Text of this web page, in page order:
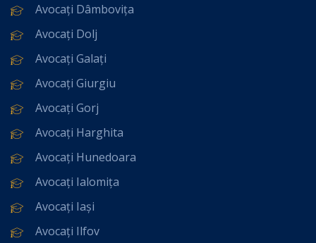
Avocați Dâmbovița
Avocați Dolj
Avocați Galați
Avocați Giurgiu
Avocați Gorj
Avocați Harghita
Avocați Hunedoara
Avocați Ialomița
Avocați Iași
Avocați Ilfov